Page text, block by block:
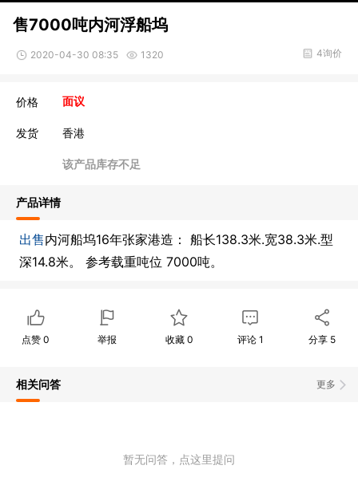
售7000吨内河浮船坞
2020-04-30 08:35 1320 4询价
价格 面议
发货 香港
该产品库存不足
产品详情
出售内河船坞16年张家港造： 船长138.3米.宽38.3米.型
深14.8米。 参考载重吨位 7000吨。
点赞0 举报 收藏 0 评论1 分享 5
更多
相关问答
暂无问答，点这里提问